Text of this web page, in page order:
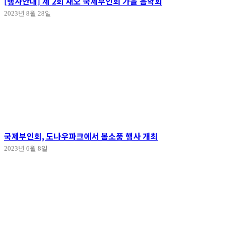
2023년 8월 28일
국제부인회, 도나우파크에서 봄소풍 행사 개최
2023년 6월 8일